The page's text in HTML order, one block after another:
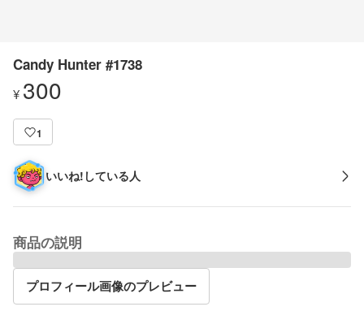
Candy Hunter #1738
¥ 300
1
いいね!している人
商品の説明
プロフィール画像のプレビュー